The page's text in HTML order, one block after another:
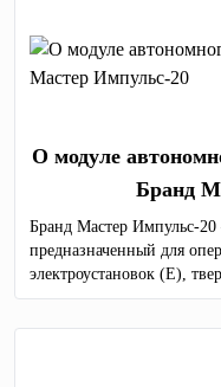
О модуле
Бранд
Бранд Мастер Импульс-20
предназначенный для
электроустановок (Е),
(С) горючих веществ по